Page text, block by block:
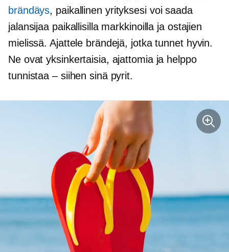
brändäys, paikallinen yrityksesi voi saada
jalansijaa paikallisilla markkinoilla ja ostajien
mielissä. Ajattele brändejä, jotka tunnet hyvin.
Ne ovat yksinkertaisia, ajattomia ja helppo
tunnistaa – siihen sinä pyrit.